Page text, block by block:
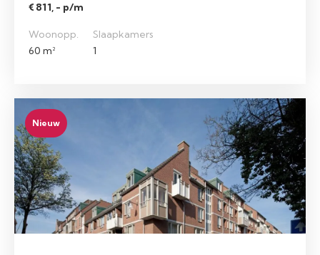
€ 811, - p/m
Woonopp.
60 m²
Slaapkamers
1
Nieuw